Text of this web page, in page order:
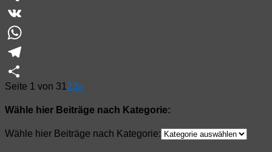
XING
VK
WhatsApp
Telegram
Teilen
Seite 1 von 31 23»
Wähle hier Beiträge nach Kategorie:
Wähle hier Beiträge nach Kategorie: